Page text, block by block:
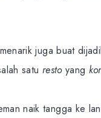
juga buat
satu resto yang
naik tangga ke